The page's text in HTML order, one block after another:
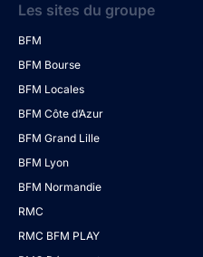
Les sites du groupe
BFM
BFM Bourse
BFM Locales
BFM Côte d’Azur
BFM Grand Lille
BFM Lyon
BFM Normandie
RMC
RMC BFM PLAY